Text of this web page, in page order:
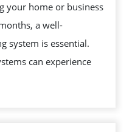
your home or business
a well-
system is essential.
can experience